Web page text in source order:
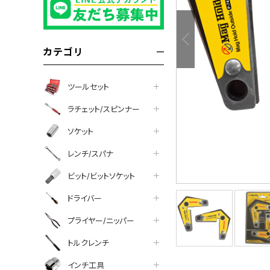
カテゴリ
ツールセット
ラチェット/スピンナー
ソケット
レンチ/スパナ
ビット/ビットソケット
ドライバー
プライヤー/ニッパー
トルクレンチ
インチ工具